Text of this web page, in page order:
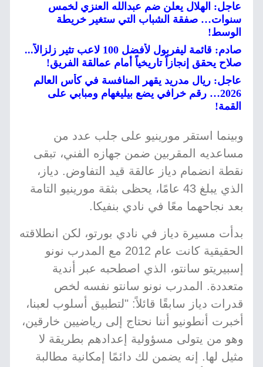
عاجل: الهلال يعلن ضم عبدالله العنزي لخمس
سنوات… صفقة الشباب التي ستغير خريطة
الوسط!
صادم: قائمة ليفربول لأفضل 100 لاعب تثير زلزالاً...
صلاح يحقق إنجازاً تاريخياً أمام عمالقة الفريق!
عاجل: ريال مدريد يقهر المنافسة في كأس العالم
2026… رقم خرافي يضع بيليغهام ومبابي على
القمة!
وبينما استقر مورينيو على جلب عدد من
مساعديه المقربين ضمن جهازه الفني، تبقى
نقطة انضمام دياز عالقة قيد التفاوض. دياز،
الذي يبلغ 43 عامًا، يحظى بثقة مورينيو التامة
بعد نجاحهما معًا في نادي بنفيكا.
بدأت مسيرة دياز في نادي بورتو، لكن انطلاقته
الحقيقية كانت عام 2012 مع المدرب نونو
إسبيريتو سانتو، الذي اصطحبه عبر أندية
متعددة. المدرب نونو سانتو نفسه لخص
قدرات دياز سابقًا قائلاً: "لتطبيق أسلوب لعبنا،
أخبرت أنطونيو أننا نحتاج إلى رياضيين خارقين،
وهو من يتولى مسؤولية إعدادهم بطريقة لا
مثيل لها. إنه يضمن لك دائمًا إمكانية مطالبة